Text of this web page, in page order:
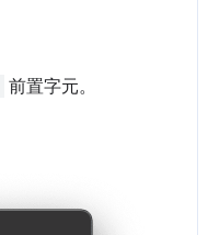
前置字元。